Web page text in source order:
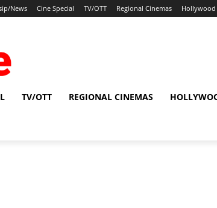
News Cine Special TV/OTT Regional Cinemas Hollywood
TV/OTT REGIONAL CINEMAS